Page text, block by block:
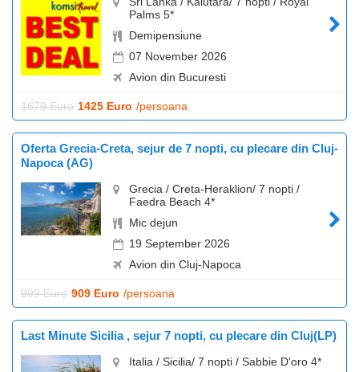
Palms 5*
Demipensiune
07 November 2026
Avion din Bucuresti
1679 Euro 1425 Euro /persoana
Oferta Grecia-Creta, sejur de 7 nopti, cu plecare din Cluj-
Napoca (AG)
Grecia / Creta-Heraklion/ 7 nopti /
Faedra Beach 4*
Mic dejun
19 September 2026
Avion din Cluj-Napoca
999 Euro 909 Euro /persoana
Last Minute Sicilia , sejur 7 nopti, cu plecare din Cluj(LP)
Italia / Sicilia/ 7 nopti / Sabbie D'oro 4*